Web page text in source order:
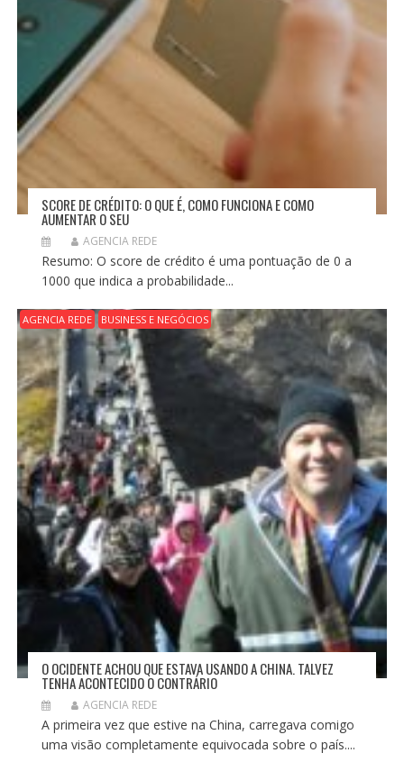
SCORE DE CRÉDITO: O QUE É, COMO FUNCIONA E COMO
AUMENTAR O SEU
AGENCIA REDE
Resumo: O score de crédito é uma pontuação de 0 a
1000 que indica a probabilidade...
AGENCIA REDE BUSINESS E NEGÓCIOS
O OCIDENTE ACHOU QUE ESTAVA USANDO A CHINA. TALVEZ
TENHA ACONTECIDO O CONTRÁRIO
AGENCIA REDE
A primeira vez que estive na China, carregava comigo
uma visão completamente equivocada sobre o país....